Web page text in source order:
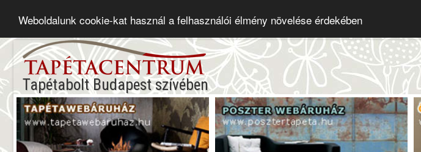
Weboldalunk cookie-kat használ a felhasználói élmény növelése érdekében
Tapétabolt Budapest szívében